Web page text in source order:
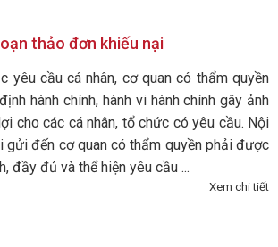
thảo đơn khiếu nại
yêu cầu cá nhân, cơ quan có thẩm quyền
hành chính, hành vi hành chính gây ảnh
cho các cá nhân, tổ chức có yêu cầu. Nội
gửi đến cơ quan có thẩm quyền phải được
đầy đủ và thể hiện yêu cầu ...
Xem chi tiết